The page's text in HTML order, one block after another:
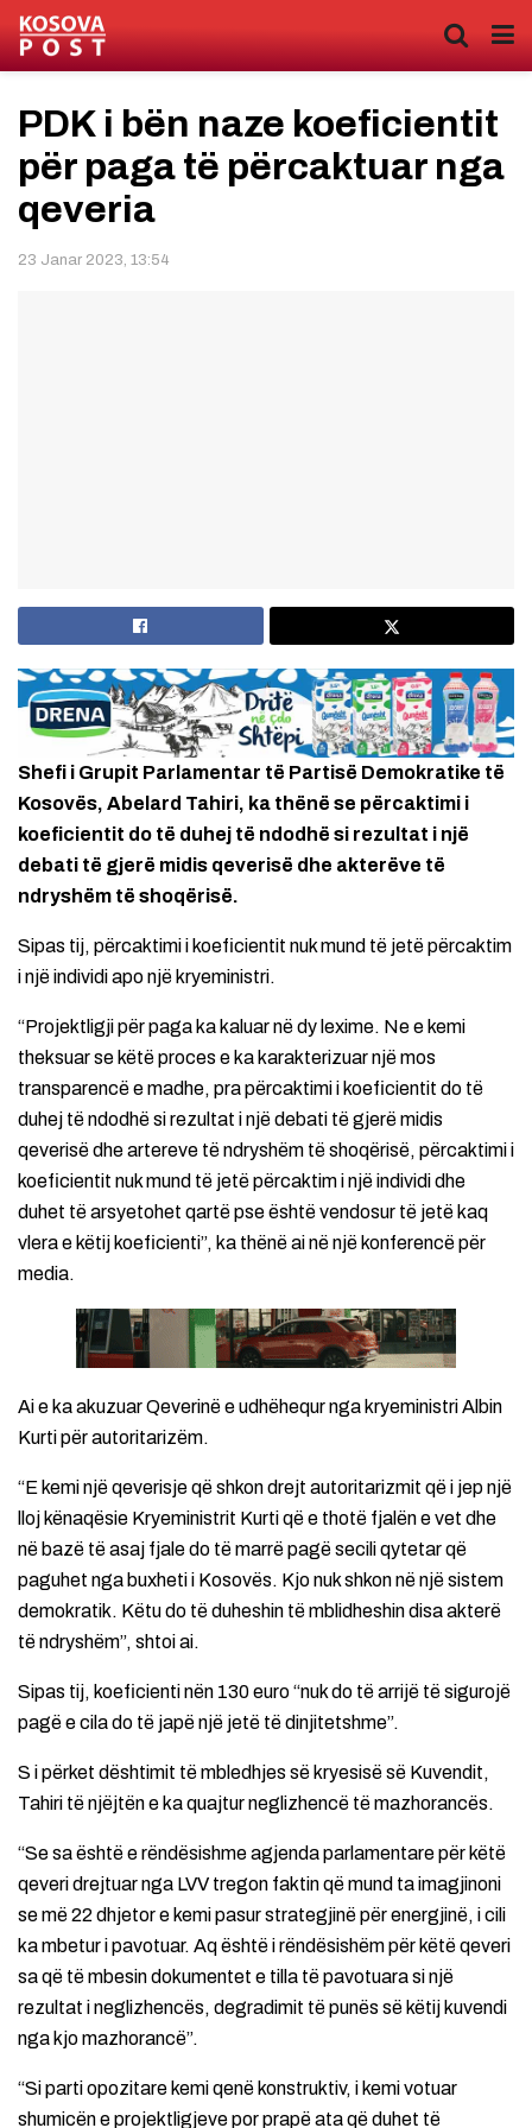
PDK i bën naze koeficientit
për paga të përcaktuar nga
qeveria
23 Janar 2023, 13:54
Shefi i Grupit Parlamentar të Partisë Demokratike të
Kosovës, Abelard Tahiri, ka thënë se përcaktimi i
koeficientit do të duhej të ndodhë si rezultat i një
debati të gjerë midis qeverisë dhe akterëve të
ndryshëm të shoqërisë.
Sipas tij, përcaktimi i koeficientit nuk mund të jetë përcaktim
i një individi apo një kryeministri.
“Projektligji për paga ka kaluar në dy lexime. Ne e kemi
theksuar se këtë proces e ka karakterizuar një mos
transparencë e madhe, pra përcaktimi i koeficientit do të
duhej të ndodhë si rezultat i një debati të gjerë midis
qeverisë dhe artereve të ndryshëm të shoqërisë, përcaktimi i
koeficientit nuk mund të jetë përcaktim i një individi dhe
duhet të arsyetohet qartë pse është vendosur të jetë kaq
vlera e këtij koeficienti”, ka thënë ai në një konferencë për
media.
Ai e ka akuzuar Qeverinë e udhëhequr nga kryeministri Albin
Kurti për autoritarizëm.
“E kemi një qeverisje që shkon drejt autoritarizmit që i jep një
lloj kënaqësie Kryeministrit Kurti që e thotë fjalën e vet dhe
në bazë të asaj fjale do të marrë pagë secili qytetar që
paguhet nga buxheti i Kosovës. Kjo nuk shkon në një sistem
demokratik. Këtu do të duheshin të mblidheshin disa akterë
të ndryshëm”, shtoi ai.
Sipas tij, koeficienti nën 130 euro “nuk do të arrijë të sigurojë
pagë e cila do të japë një jetë të dinjitetshme”.
S i përket dështimit të mbledhjes së kryesisë së Kuvendit,
Tahiri të njëjtën e ka quajtur neglizhencë të mazhorancës.
“Se sa është e rëndësishme agjenda parlamentare për këtë
qeveri drejtuar nga LVV tregon faktin që mund ta imagjinoni
se më 22 dhjetor e kemi pasur strategjinë për energjinë, i cili
ka mbetur i pavotuar. Aq është i rëndësishëm për këtë qeveri
sa që të mbesin dokumentet e tilla të pavotuara si një
rezultat i neglizhencës, degradimit të punës së këtij kuvendi
nga kjo mazhorancë”.
“Si parti opozitare kemi qenë konstruktiv, i kemi votuar
shumicën e projektligjeve por prapë ata që duhet të